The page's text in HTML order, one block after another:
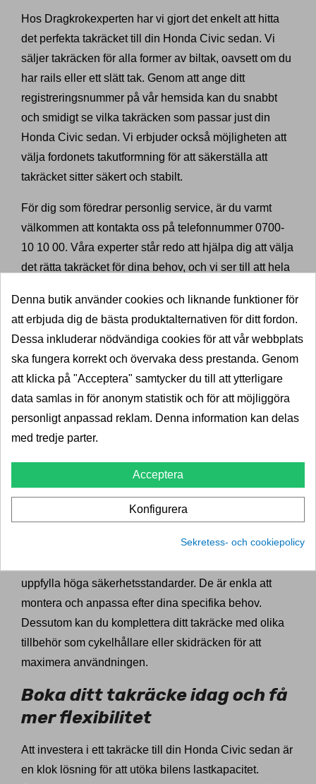
Hos Dragkrokexperten har vi gjort det enkelt att hitta
det perfekta takräcket till din Honda Civic sedan. Vi
säljer takräcken för alla former av biltak, oavsett om du
har rails eller ett slätt tak. Genom att ange ditt
registreringsnummer på vår hemsida kan du snabbt
och smidigt se vilka takräcken som passar just din
Honda Civic sedan. Vi erbjuder också möjligheten att
välja fordonets takutformning för att säkerställa att
takräcket sitter säkert och stabilt.
För dig som föredrar personlig service, är du varmt
välkommen att kontakta oss på telefonnummer 0700-
10 10 00. Våra experter står redo att hjälpa dig att välja
det rätta takräcket för dina behov, och vi ser till att hela
Säker och smidig transport
med ett takräcke
Att montera ett takräcke på din Honda Civic sedan
innebär att du inte längre behöver oroa dig över
utrymmesbrist när du planerar dina resor. Våra
takräcken är konstruerade för att bära tunga och
Oavsett om du ska på en cykelutflykt, åka skidor eller
ger dig maximal stabilitet under transporten.
Hos Dragkrokexperten prioriterar vi säkerhet och
uppfylla höga säkerhetsstandarder. De är enkla att
montera och anpassa efter dina specifika behov.
Dessutom kan du komplettera ditt takräcke med olika
tillbehör som cykelhållare eller skidräcken för att
maximera användningen.
Boka ditt takräcke idag och få
mer flexibilitet
Att investera i ett takräcke till din Honda Civic sedan är
en klok lösning för att utöka bilens lastkapacitet.
Denna butik använder cookies och liknande funktioner för
att erbjuda dig de bästa produktalternativen för ditt fordon.
Dessa inkluderar nödvändiga cookies för att vår webbplats
ska fungera korrekt och övervaka dess prestanda. Genom
att klicka på "Acceptera" samtycker du till att ytterligare
data samlas in för anonym statistik och för att möjliggöra
personligt anpassad reklam. Denna information kan delas
med tredje parter.
Acceptera
Konfigurera
Sekretess- och cookiepolicy